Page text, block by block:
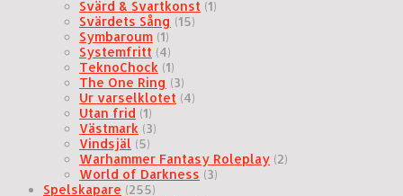
Svärd & Svartkonst (1)
Svärdets Sång (15)
Symbaroum (1)
Systemfritt (4)
TeknoChock (1)
The One Ring (3)
Ur varselklotet (4)
Utan frid (1)
Västmark (3)
Vindsjäl (5)
Warhammer Fantasy Roleplay (2)
World of Darkness (3)
Spelskapare (255)